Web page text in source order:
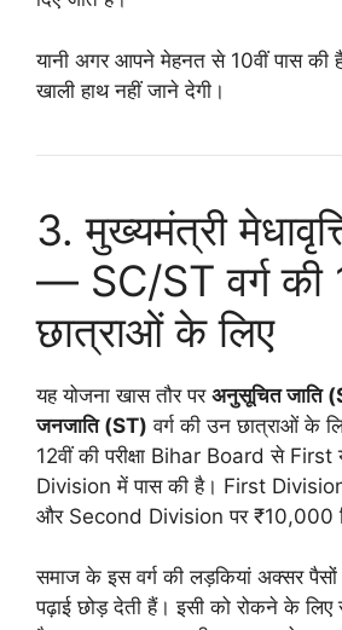
यानी अगर आपने मेहनत से 10वीं पास की
खाली हाथ नहीं जाने देगी।
3. मुख्यमंत्री
— SC/ST वर्ग की
छात्राओं के लिए
यह योजना खास तौर पर अनुसूचित जाति
जनजाति (ST) वर्ग की उन छात्राओं के
12वीं की परीक्षा Bihar Board से
Division में पास की है। First
और Second Division पर ₹10,000
समाज के इस वर्ग की लड़कियां अक्सर
पढ़ाई छोड़ देती हैं। इसी को रोकने के